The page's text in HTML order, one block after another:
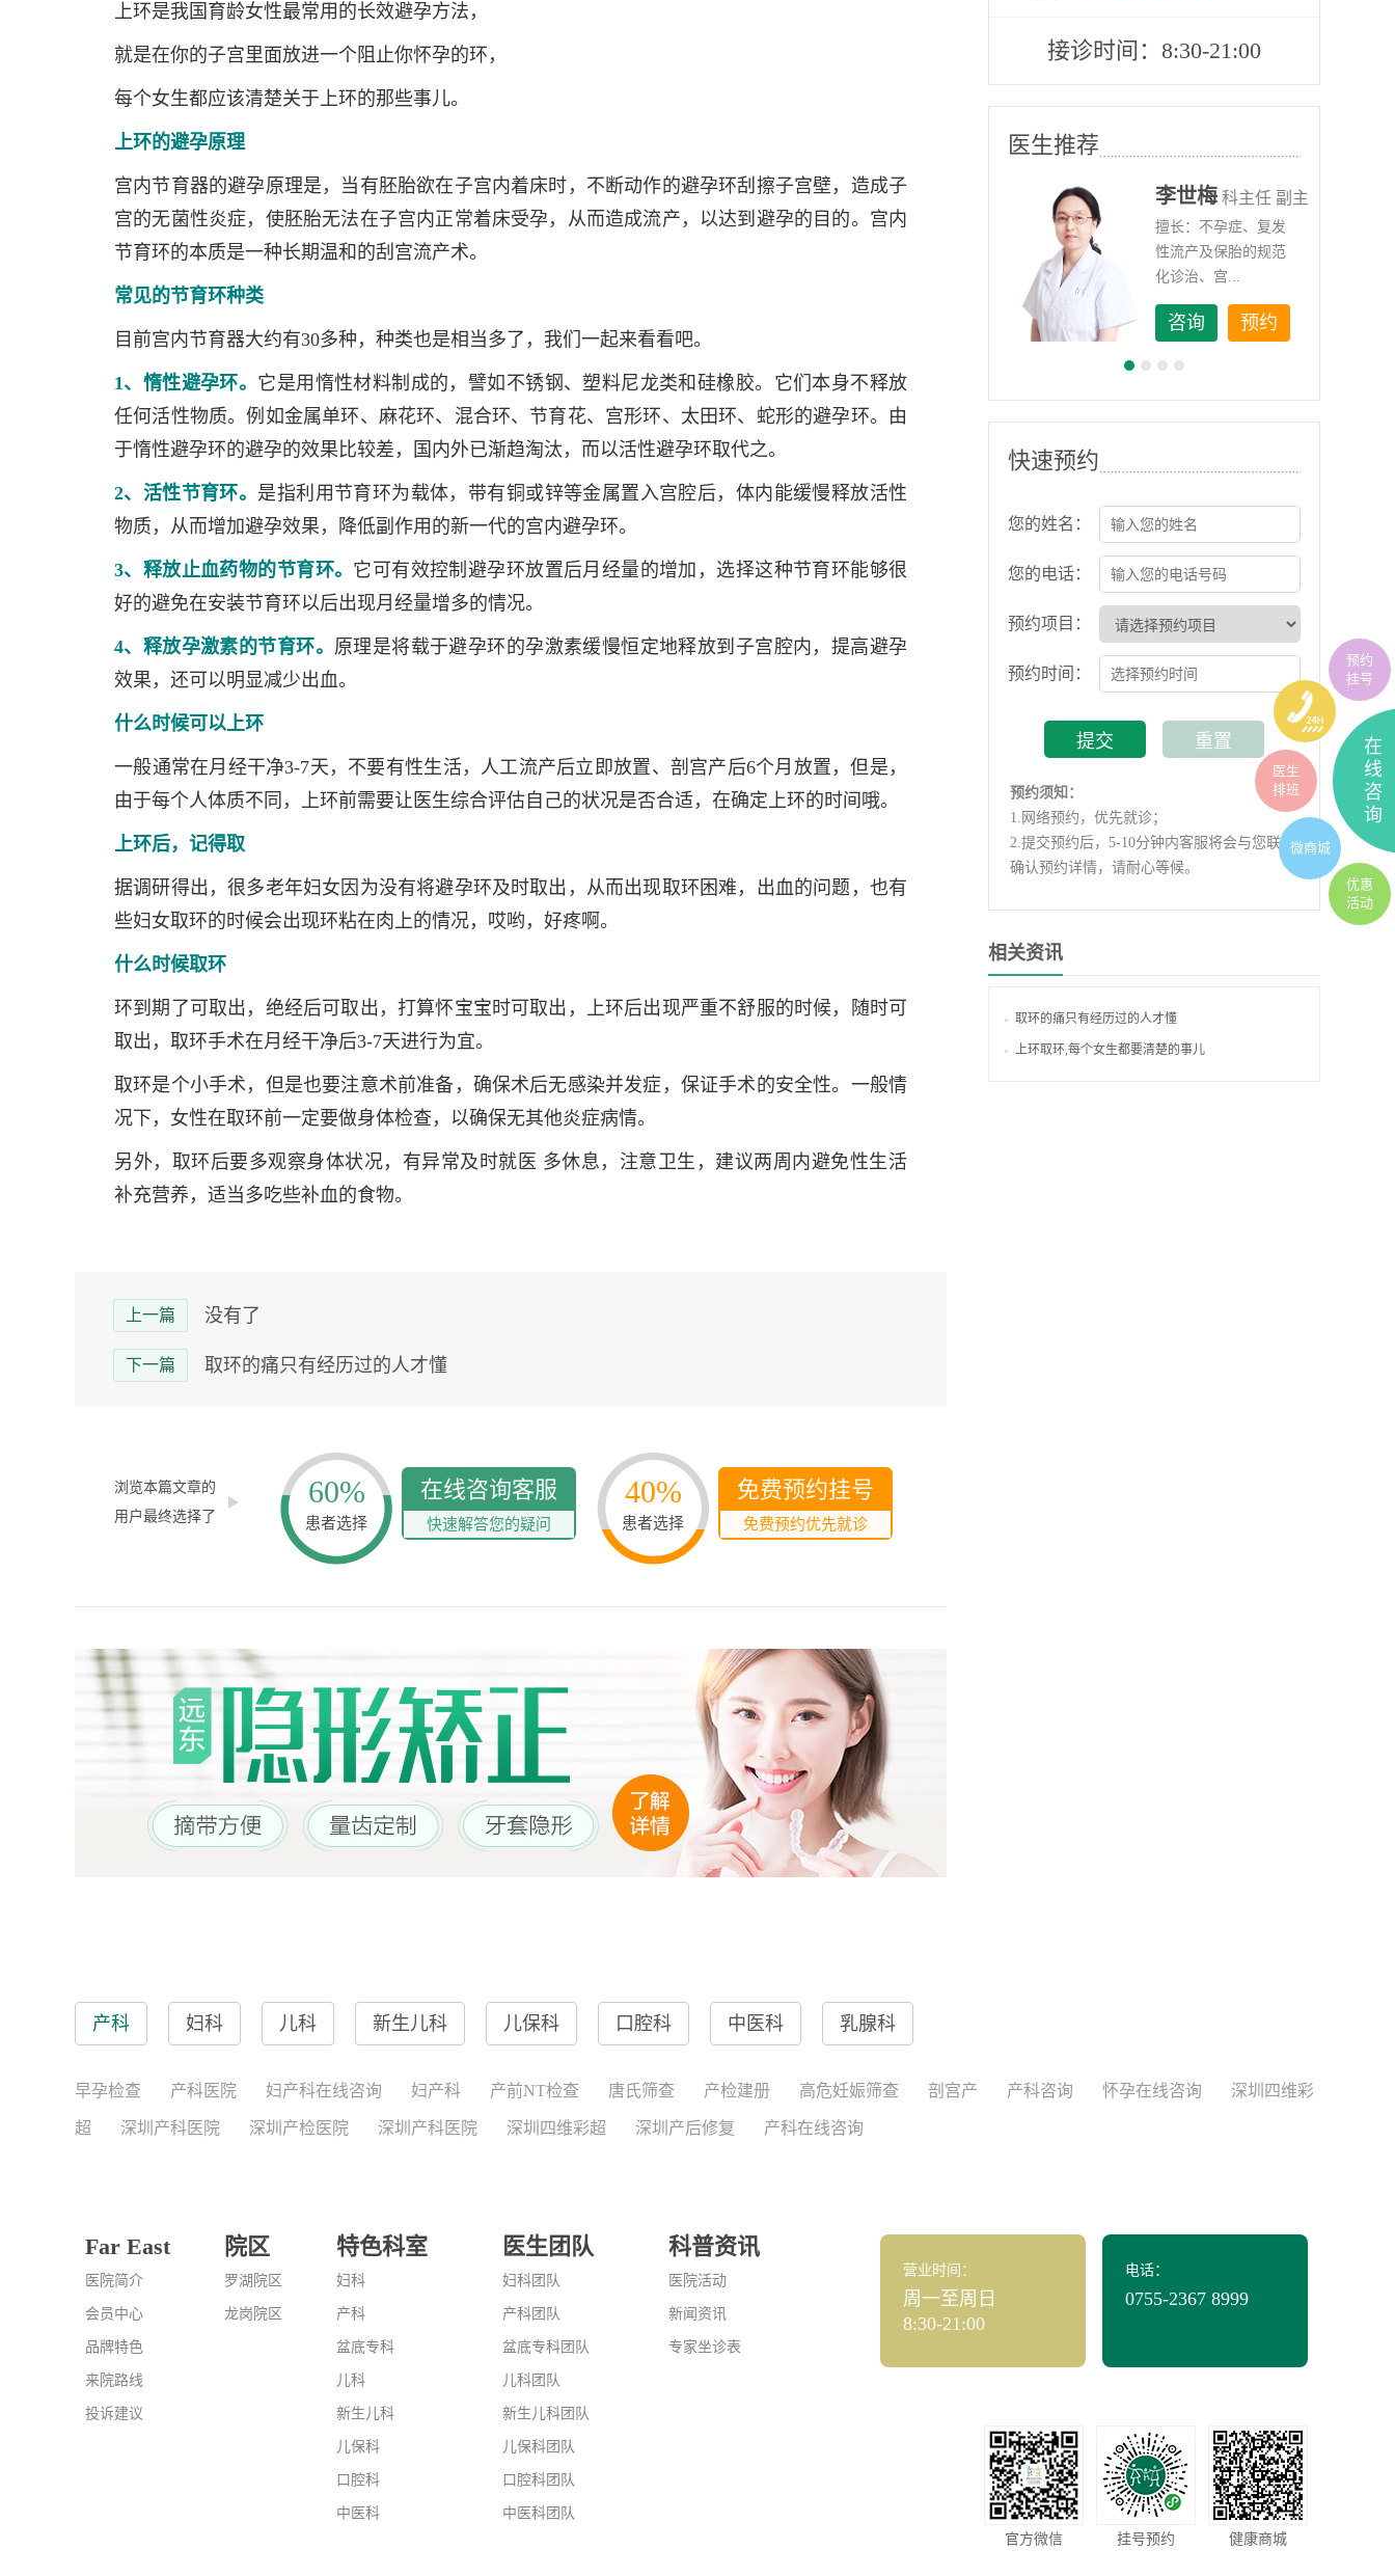
上环是我国育龄女性最常用的长效避孕方法，
就是在你的子宫里面放进一个阻止你怀孕的环，
每个女生都应该清楚关于上环的那些事儿。
上环的避孕原理
宫内节育器的避孕原理是，当有胚胎欲在子宫内着床时，不断动作的避孕环刮擦子宫壁，造成子
宫的无菌性炎症，使胚胎无法在子宫内正常着床受孕，从而造成流产，以达到避孕的目的。宫内
节育环的本质是一种长期温和的刮宫流产术。
常见的节育环种类
目前宫内节育器大约有30多种，种类也是相当多了，我们一起来看看吧。
1、惰性避孕环。 它是用惰性材料制成的，譬如不锈钢、塑料尼龙类和硅橡胶。它们本身不释放
任何活性物质。例如金属单环、麻花环、混合环、节育花、宫形环、太田环、蛇形的避孕环。由
于惰性避孕环的避孕的效果比较差，国内外已渐趋淘汰，而以活性避孕环取代之。
2、活性节育环。 是指利用节育环为载体，带有铜或锌等金属置入宫腔后，体内能缓慢释放活性
物质，从而增加避孕效果，降低副作用的新一代的宫内避孕环。
3、释放止血药物的节育环。 它可有效控制避孕环放置后月经量的增加，选择这种节育环能够很
好的避免在安装节育环以后出现月经量增多的情况。
4、释放孕激素的节育环。 原理是将载于避孕环的孕激素缓慢恒定地释放到子宫腔内，提高避孕
效果，还可以明显减少出血。
什么时候可以上环
一般通常在月经干净3-7天，不要有性生活，人工流产后立即放置、剖宫产后6个月放置，但是，
由于每个人体质不同，上环前需要让医生综合评估自己的状况是否合适，在确定上环的时间哦。
上环后，记得取
据调研得出，很多老年妇女因为没有将避孕环及时取出，从而出现取环困难，出血的问题，也有
些妇女取环的时候会出现环粘在肉上的情况，哎哟，好疼啊。
什么时候取环
环到期了可取出，绝经后可取出，打算怀宝宝时可取出，上环后出现严重不舒服的时候，随时可
取出，取环手术在月经干净后3-7天进行为宜。
取环是个小手术，但是也要注意术前准备，确保术后无感染并发症，保证手术的安全性。一般情
况下，女性在取环前一定要做身体检查，以确保无其他炎症病情。
另外，取环后要多观察身体状况，有异常及时就医 多休息，注意卫生，建议两周内避免性生活
补充营养，适当多吃些补血的食物。
上一篇 没有了
下一篇 取环的痛只有经历过的人才懂
浏览本篇文章的
用户最终选择了
60%
患者选择
在线咨询客服
快速解答您的疑问
40%
患者选择
免费预约挂号
免费预约优先就诊
接诊时间：8:30-21:00
医生推荐
李翠玲 副主任医师
擅长：妇科常见病、
李世梅 科主任 副主
任医师
擅长：不孕症、复发
性流产及保胎的规范
化诊治、宫...
咨询 预约
快速预约
您的姓名：
您的电话：
预约项目：
预约时间：
预约须知：
1. 网络预约，优先就诊；
2.提交预约后，5-10分钟内客服将会与您联系
确认预约详情，请耐心等候。
相关资讯
取环的痛只有经历过的人才懂
上环取环,每个女生都要清楚的事儿
产科 妇科 儿科 新生儿科 儿保科 口腔科 中医科 乳腺科
早孕检查 产科医院 妇产科在线咨询 妇产科 产前NT检查 唐氏筛查 产检建册 高危妊娠筛查 剖宫产 产科咨询 怀孕在线咨询 深圳四维彩
超 深圳产科医院 深圳产检医院 深圳产科医院 深圳四维彩超 深圳产后修复 产科在线咨询
Far East
医院简介
会员中心
品牌特色
来院路线
投诉建议
院区
罗湖院区
龙岗院区
特色科室
妇科
产科
盆底专科
儿科
新生儿科
儿保科
口腔科
中医科
医生团队
妇科团队
产科团队
盆底专科团队
儿科团队
新生儿科团队
儿保科团队
口腔科团队
中医科团队
科普资讯
医院活动
新闻资讯
专家坐诊表
营业时间：
周一至周日
8:30-21:00
电话：
0755-2367 8999
官方微信 挂号预约 健康商城
在
线
咨
询
预约
挂号
医生
排班
微商城
优惠
活动